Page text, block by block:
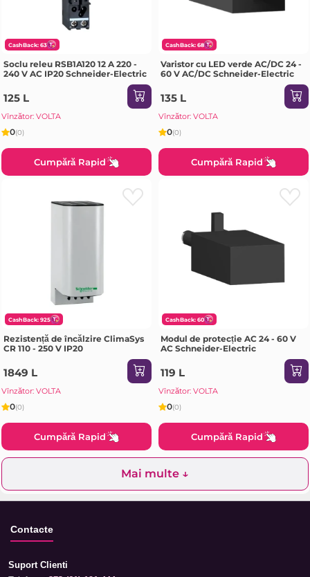
CashBack: 63
Soclu releu RSB1A120 12 A 220 -
240 V AC IP20 Schneider-Electric
125 L
Vînzător: VOLTA
0(0)
Cumpără Rapid
CashBack: 68
Varistor cu LED verde AC/DC 24 -
60 V AC/DC Schneider-Electric
135 L
Vînzător: VOLTA
0(0)
Cumpără Rapid
CashBack: 925
Rezistență de încălzire ClimaSys
CR 110 - 250 V IP20
1849 L
Vînzător: VOLTA
0(0)
Cumpără Rapid
CashBack: 60
Modul de protecție AC 24 - 60 V
AC Schneider-Electric
119 L
Vînzător: VOLTA
0(0)
Cumpără Rapid
Mai multe ↓
Contacte
Suport Clienti